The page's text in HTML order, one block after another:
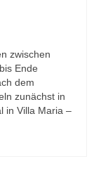
zwischen
Ende
dem
zunächst in
in Villa Maria –